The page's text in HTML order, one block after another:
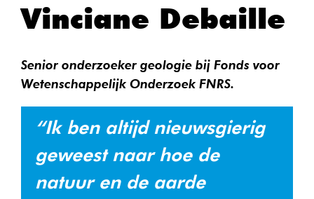
Vinciane Debaille
Senior onderzoeker geologie bij Fonds voor
Wetenschappelijk Onderzoek FNRS.
“Ik ben altijd nieuwsgierig
geweest naar hoe de
natuur en de aarde